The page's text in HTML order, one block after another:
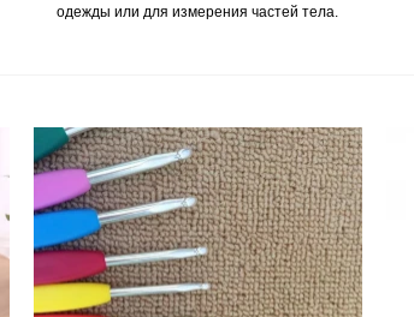
одежды или для измерения частей тела.